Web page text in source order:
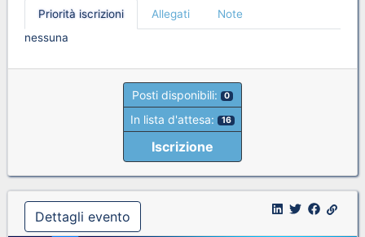
Priorità iscrizioni Allegati
Note
nessuna
Posti disponibili: 0
In lista d'attesa: 16
Iscrizione
Dettagli evento